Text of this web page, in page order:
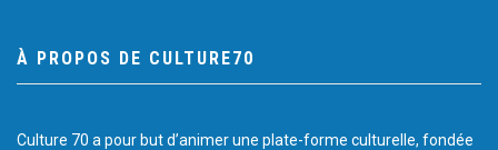
À PROPOS DE CULTURE70
Culture 70 a pour but d’animer une plate-forme culturelle, fondée